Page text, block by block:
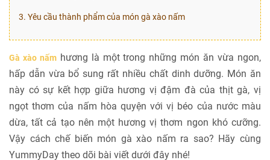
3. Yêu cầu thành phẩm của món gà xào nấm
Gà xào nấmhương là một trong những món ăn vừa ngon,
hấp dẫn vừa bổ sung rất nhiều chất dinh dưỡng. Món ăn
này có sự kết hợp giữa hương vị đậm đà của thịt gà, vị
ngọt thơm của nấm hòa quyện với vị béo của nước màu
dừa, tất cả tạo nên một hương vị thơm ngon khó cưỡng.
Vậy cách chế biến món gà xào nấm ra sao? Hãy cùng
YummyDay theo dõi bài viết dưới đây nhé!